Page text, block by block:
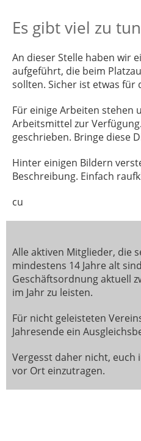
Es gibt viel zu
An dieser Stelle haben wir
aufgeführt, die beim
sollten. Sicher ist etwas für
Für einige Arbeiten stehen
Arbeitsmittel zur
geschrieben. Bringe diese
Hinter einigen Bildern
Beschreibung. Einfach
cu
Alle aktiven Mitglieder, die
mindestens 14 Jahre alt
Geschäftsordnung aktuell
im Jahr zu leisten.
Für nicht geleisteten
Jahresende ein
Vergesst daher nicht, euch
vor Ort einzutragen.